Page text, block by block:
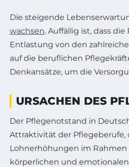
Die steigende
wachsen. Auffällig ist, dass
Entlastung von den
auf die beruflichen
Denkansätze, um die
URSACHEN DES
Der Pflegenotstand in
Attraktivität der Pflegeberufe,
Lohnerhöhungen im
körperlichen und